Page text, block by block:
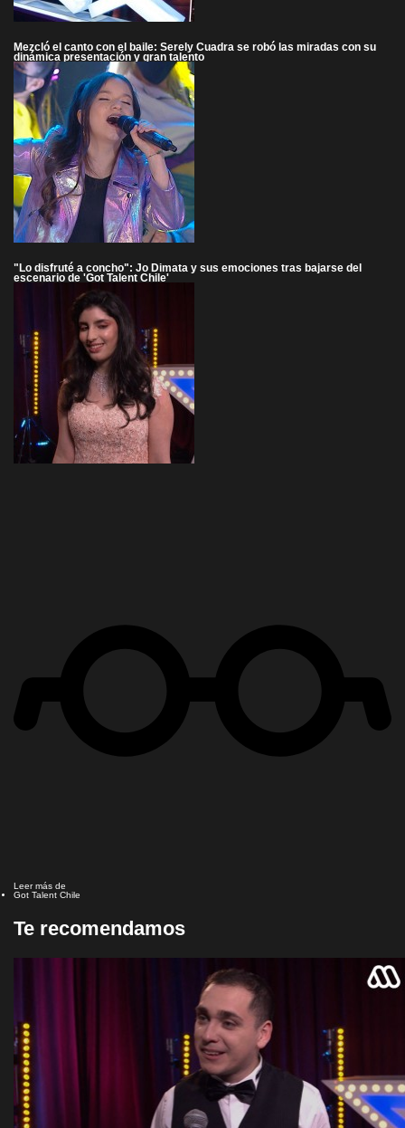
Mezcló el canto con el baile: Serely Cuadra se robó las miradas con su
dinámica presentación y gran talento
"Lo disfruté a concho": Jo Dimata y sus emociones tras bajarse del
escenario de 'Got Talent Chile'
Leer más de
Got Talent Chile
Te recomendamos